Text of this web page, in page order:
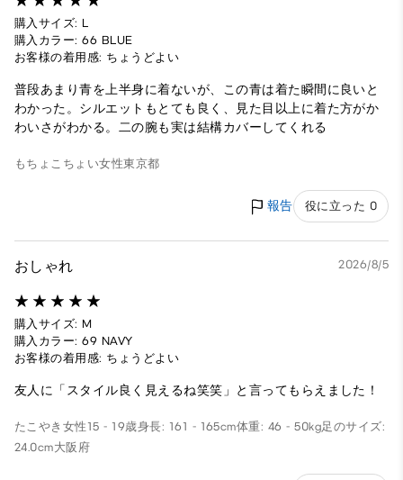
購入サイズ: L
購入カラー: 66 BLUE
お客様の着用感: ちょうどよい
普段あまり青を上半身に着ないが、この青は着た瞬間に良いと
わかった。シルエットもとても良く、見た目以上に着た方がか
わいさがわかる。二の腕も実は結構カバーしてくれる
もちょこちょい女性東京都
報告 役に立った 0
おしゃれ 2026/8/5
購入サイズ: M
購入カラー: 69 NAVY
お客様の着用感: ちょうどよい
友人に「スタイル良く見えるね笑笑」と言ってもらえました！
たこやき 女性 15 - 19歳身長: 161 - 165cm体重: 46 - 50kg足のサイズ:
24.0cm大阪府